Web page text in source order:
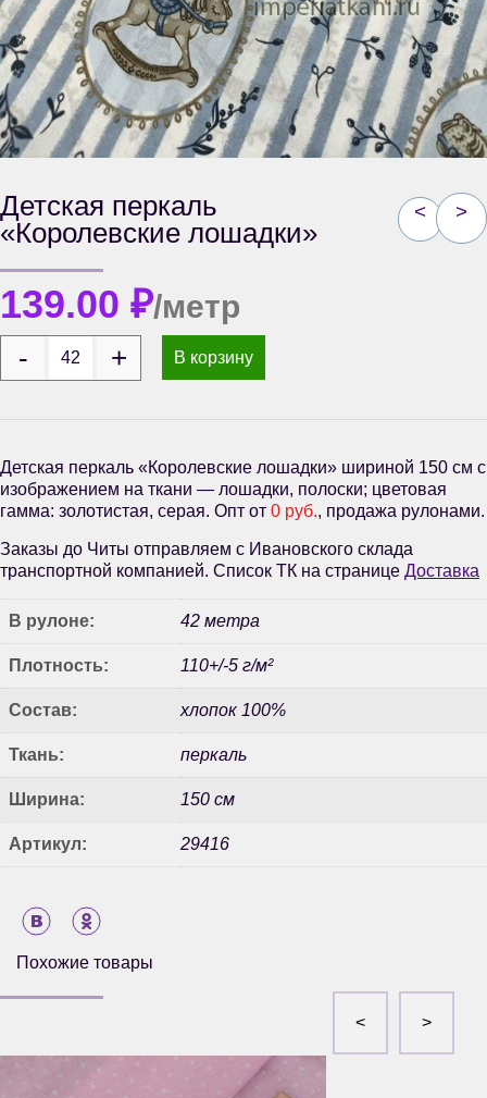
< >
Детская перкаль
«Королевские лошадки»
139.00 ₽/метр
В корзину
Детская перкаль «Королевские лошадки» шириной 150 см с
изображением на ткани — лошадки, полоски; цветовая
гамма: золотистая, серая. Опт от 0 руб., продажа рулонами.
Заказы до Читы отправляем с Ивановского склада
транспортной компанией. Список ТК на странице Доставка
В рулоне: 42 метра
Плотность: 110+/-5 г/м²
Состав: хлопок 100%
Ткань: перкаль
Ширина: 150 см
Артикул: 29416
Похожие товары